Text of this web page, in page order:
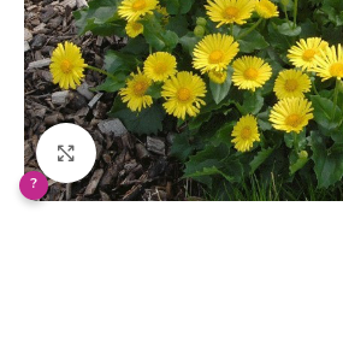
Klikněte pro zvětšení
?